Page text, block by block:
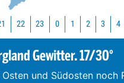
22 23 0 1 2 3 4
Gewitter. 17/30°
und Südosten noch